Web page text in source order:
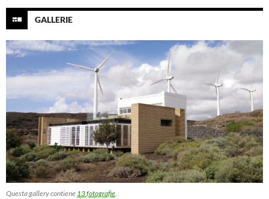
GALLERIE
Questa gallery contiene 13 fotografie.